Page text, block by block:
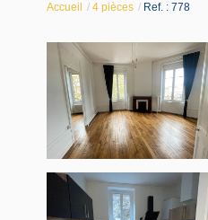
Accueil 4 pièces Ref. : 778